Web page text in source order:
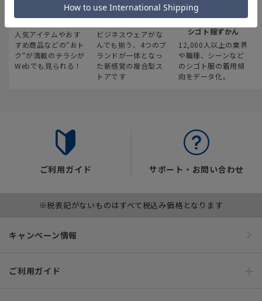
最新のお買い得情報
人気アイテムやおす
すめ商品などの“おト
ク“が満載のチラシが
Webでも見られる！
スーツスクエア
ビジネスウェアがな
んでも揃う、4つのブ
ランドが一体となっ
た新感覚の複合型ス
トアです
みんなの
シゴト服ずかん
12,000人以上の業界
や職種、シーンなど
のシゴト服の着用傾
向をデータ化。
ご利用ガイド サポート・お問い合わせ
※税表記がないものはすべて税込み価格となります
キャンペーン情報
ご利用ガイド